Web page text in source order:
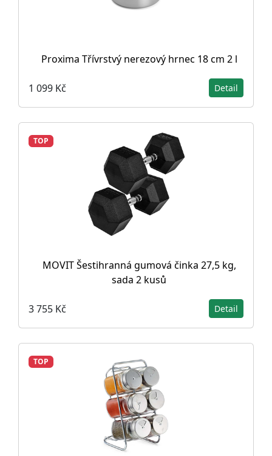
Proxima Třívrstvý nerezový hrnec 18 cm 2 l
1 099 Kč Detail
TOP
MOVIT Šestihranná gumová činka 27,5 kg,
sada 2 kusů
3 755 Kč Detail
TOP